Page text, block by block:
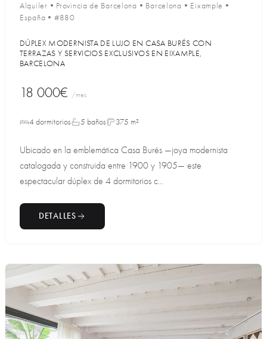
Alquiler • Provincia de Barcelona • Barcelona • Eixample •
España • #880
DÚPLEX MODERNISTA DE LUJO EN CASA BURÉS CON
TERRAZAS Y SERVICIOS EXCLUSIVOS EN EIXAMPLE,
BARCELONA
18 000€ /mes
4 dormitorios 5 baños 375 m²
Ubicado en la emblemática Casa Burés —joya modernista
catalogada y construida entre 1900 y 1905— este
espectacular dúplex de 4 dormitorios c...
DETALLES